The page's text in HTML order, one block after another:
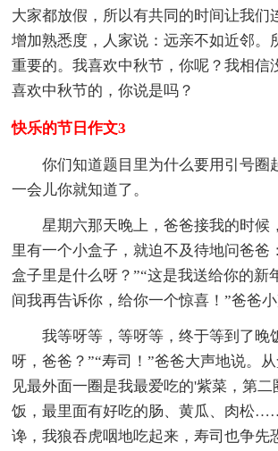
大家都放假，所以有共同的时间让我们
增加熟悉度，人家说：远亲不如近邻。
重要的。我喜欢中秋节，你呢？我相信
喜欢中秋节的，你说是吗？
快乐的节日作文3
你们知道题目里为什么要用引号圈
一会儿你就知道了。
星期六那天晚上，爸爸接我的时候
里有一个小盒子，就迫不及待地问爸爸
盒子里是什么呀？”“这是我送给你的新
间我再告诉你，给你一个惊喜！”爸爸小
我等呀等，等呀等，终于等到了晚
呀，爸爸？”“寿司！”爸爸大声地说。
见最外面一圈是我最爱吃的'紫菜，第二
饭，最里面有好吃的肠、黄瓜、肉松
谗，我狼吞虎咽地吃起来，寿司也争先